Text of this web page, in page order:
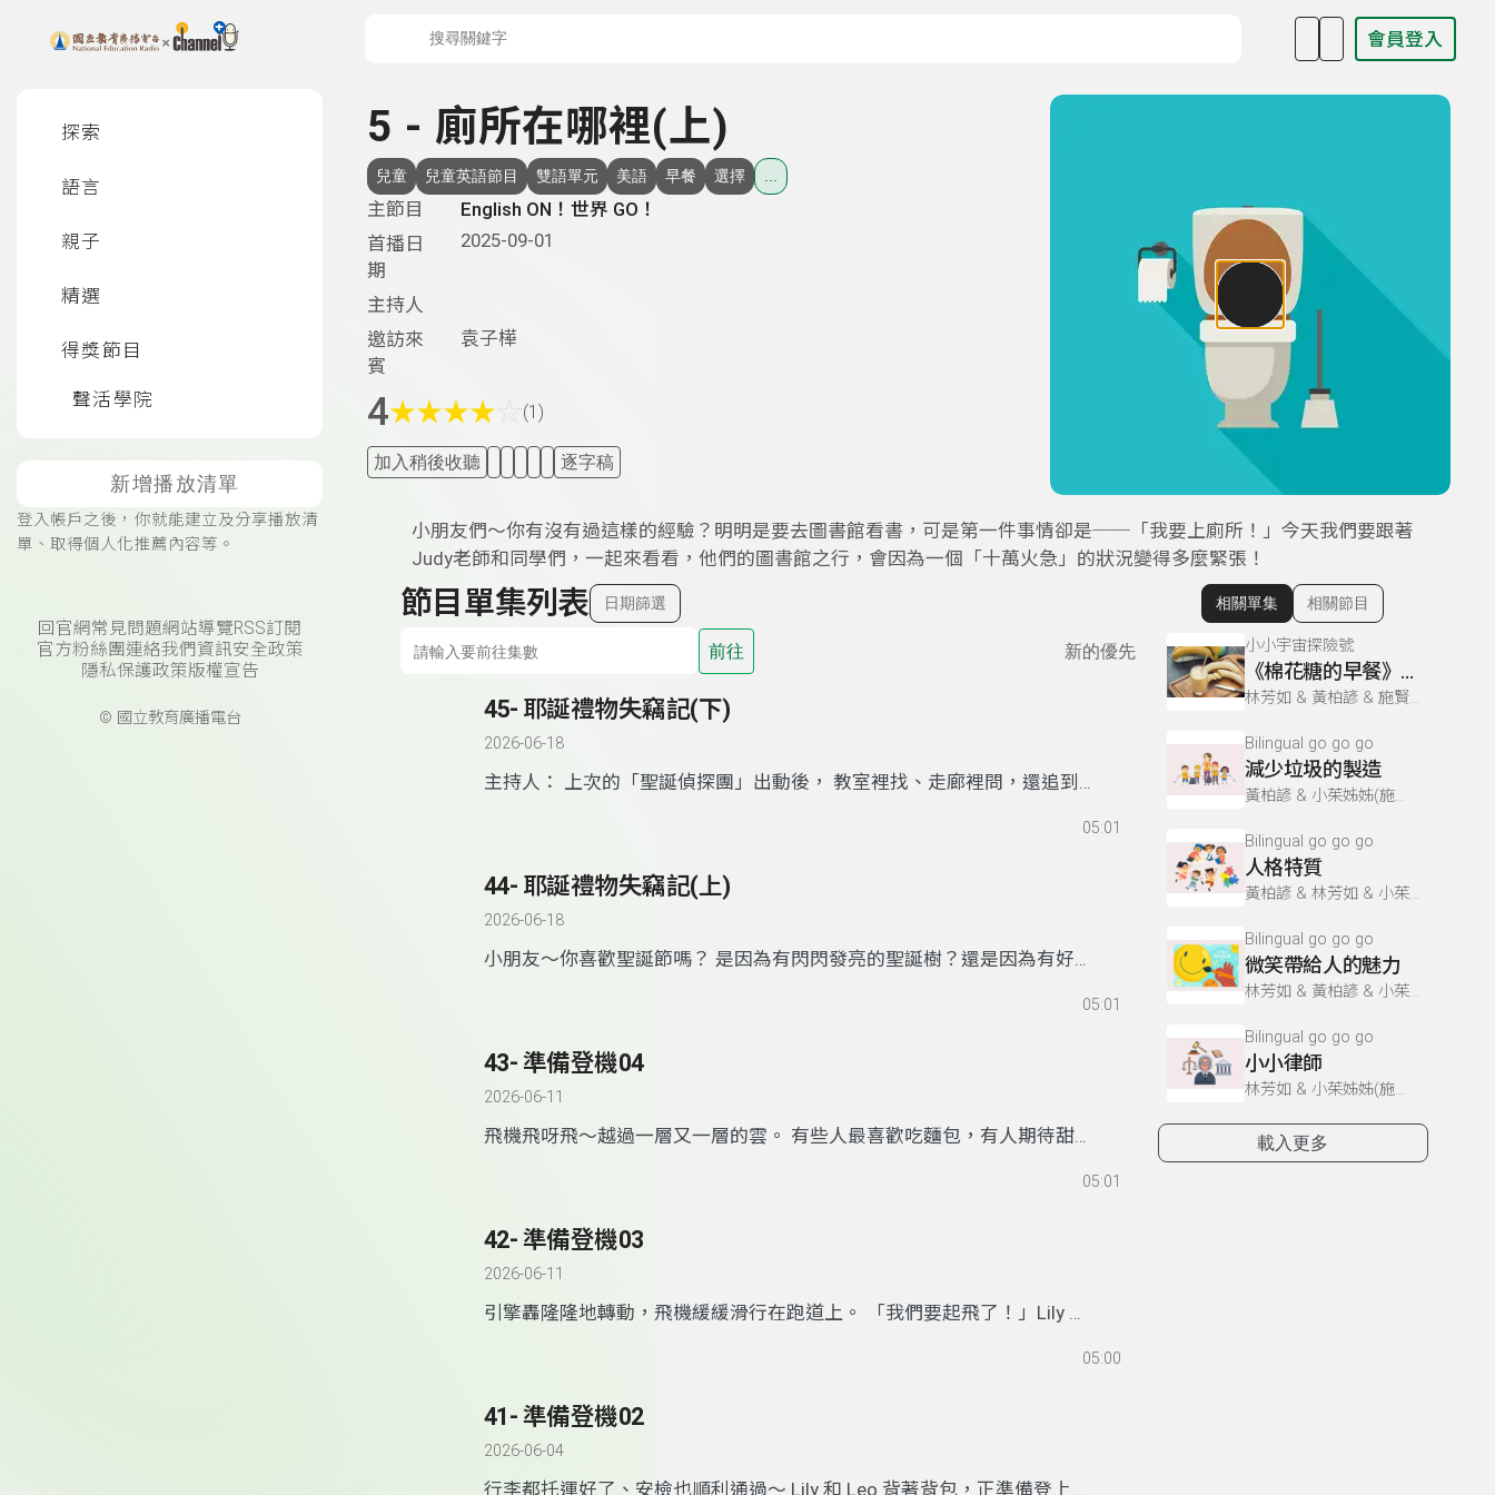
上方功能區塊 會員登入
探索
語言
親子
精選
得獎節目
聲活學院
新增播放清單
登入帳戶之後，你就能建立及分享播放清
單、取得個人化推薦內容等。
回官網常見問題網站導覽RSS訂閱
官方粉絲團連絡我們 資訊安全政策
隱私保護政策版權宣告
© 國立教育廣播電台
5 - 廁所在哪裡(上)
兒童 兒童英語節目 雙語單元 美語 早餐 選擇
主節目
English ON！世界 GO！
首播日
期
2025-09-01
主持人
邀訪來
賓
袁子樺
4★★★★ (1)
加入稍後收聽 逐字稿
小朋友們～你有沒有過這樣的經驗？明明是要去圖書館看書，可是第一件事情卻是──「我要上廁所！」今天我們要跟著
Judy老師和同學們，一起來看看，他們的圖書館之行，會因為一個「十萬火急」的狀況變得多麼緊張！
節目單集列表 日期篩選
前往 新的優先
45- 耶誕禮物失竊記(下)
2026-06-18
主持人： 上次的「聖誕偵探團」出動後， 教室裡找、走廊裡問，還追到
05:01
44- 耶誕禮物失竊記(上)
2026-06-18
小朋友～你喜歡聖誕節嗎？ 是因為有閃閃發亮的聖誕樹？還是因為有好
氛！ 不過，如果有一天，你準備好的禮物突然不見了…… 那會怎麼辦？ 今
變成聖誕小偵探吧！ English ON！世界 GO！
05:01
43- 準備登機04
2026-06-11
飛機飛呀飛～越過一層又一層的雲。 有些人最喜歡吃麵包，有人期待甜
05:01
42- 準備登機03
2026-06-11
引擎轟隆隆地轉動，飛機緩緩滑行在跑道上。 「我們要起飛了！」Lily 緊
05:00
41- 準備登機02
2026-06-04
行李都托運好了、安檢也順利通過～ Lily 和 Leo 背著背包，正準備登上飛
顯示相關單集
相關單集 相關節目
小小宇宙探險號
《棉花糖的早餐》吃早餐好處多多
林芳如 & 黃柏諺 & 施賢琴
Bilingual go go go
減少垃圾的製造
黃柏諺 & 小茱姊姊(施賢琴) & 林芳如
Bilingual go go go
人格特質
黃柏諺 & 林芳如 & 小茱姊姊(施賢琴)
Bilingual go go go
微笑帶給人的魅力
林芳如 & 黃柏諺 & 小茱姊姊(施賢琴)
Bilingual go go go
小小律師
林芳如 & 小茱姊姊(施賢琴) & 黃柏諺
載入更多